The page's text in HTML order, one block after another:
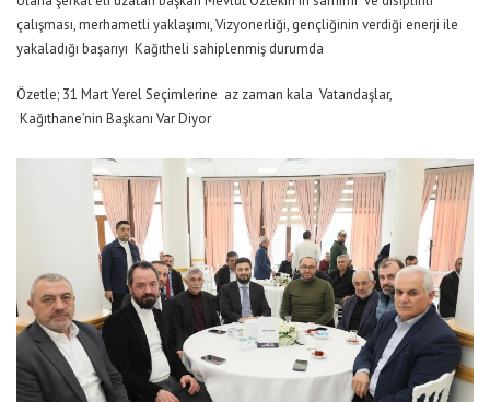
çalışması, merhametli yaklaşımı, Vizyonerliği, gençliğinin verdiği enerji ile
yakaladığı başarıyı Kağıtheli sahiplenmiş durumda
Özetle; 31 Mart Yerel Seçimlerine az zaman kala Vatandaşlar,
Kağıthane’nin Başkanı Var Diyor